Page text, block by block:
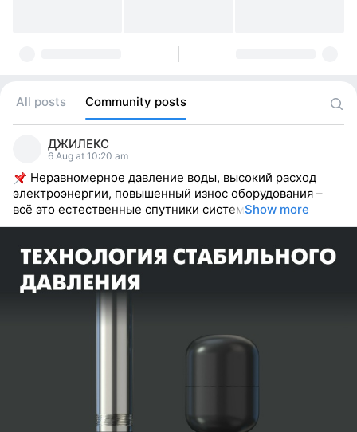
All posts Community posts
ДЖИЛЕКС
6 Aug at 10:20 am
Неравномерное давление воды, высокий расход
электроэнергии, повышенный износ оборудования –
всё это естественные спутники системShow more